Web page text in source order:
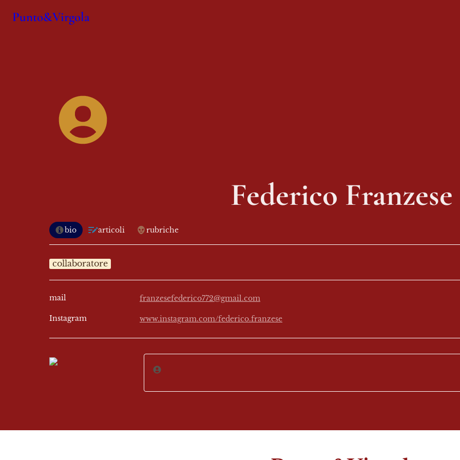
Punto&Virgola
Federico Franzese
bio articoli rubriche
collaboratore
mail franzesefederico772@gmail.com
Instagram www.instagram.com/federico.franzese